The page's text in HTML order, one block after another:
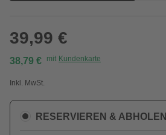
39,99 €
38,79 € mit Kundenkarte
Inkl. MwSt.
RESERVIEREN & ABHOLEN